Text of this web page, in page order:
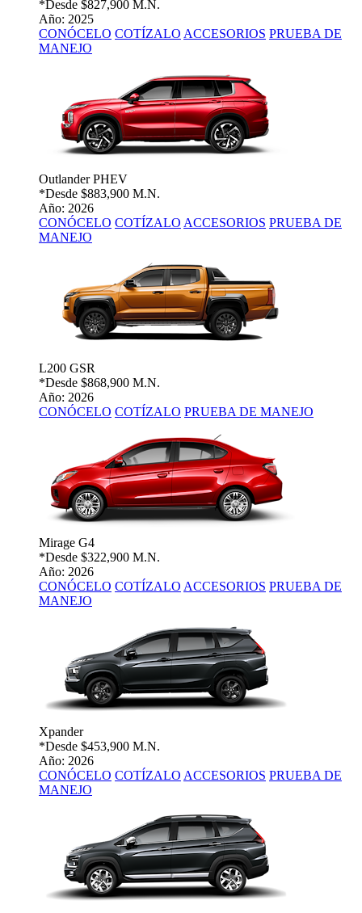
*Desde $827,900 M.N.
Año: 2025
CONÓCELO COTÍZALO ACCESORIOS PRUEBA DE
MANEJO
Outlander PHEV
*Desde $883,900 M.N.
Año: 2026
CONÓCELO COTÍZALO ACCESORIOS PRUEBA DE
MANEJO
L200 GSR
*Desde $868,900 M.N.
Año: 2026
CONÓCELO COTÍZALO PRUEBA DE MANEJO
Mirage G4
*Desde $322,900 M.N.
Año: 2026
CONÓCELO COTÍZALO ACCESORIOS PRUEBA DE
MANEJO
Xpander
*Desde $453,900 M.N.
Año: 2026
CONÓCELO COTÍZALO ACCESORIOS PRUEBA DE
MANEJO